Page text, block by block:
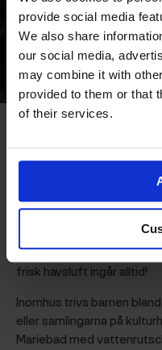
provide social media
We also share
our social media,
may combine it with
provided to them or that
of their services.
Ta färjan till Åland i
aktiviteter i en lugn
utrymme att andas
Upptäck spännande
och spela discgolf nära
frisk havsluft ingår alltid!
Inomhus trivs barnen
eller samlingarna på
Mariebad med